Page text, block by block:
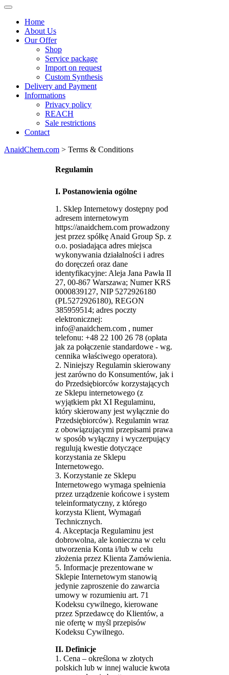
Home
About Us
Our Offer
Shop
Service package
Import on request
Custom Synthesis
Delivery and Payment
Informations
Privacy policy
REACH
Sale restrictions
Contact
AnaidChem.com > Terms & Conditions
Regulamin
I. Postanowienia ogólne
1. Sklep Internetowy dostępny pod
adresem internetowym
https://anaidchem.com prowadzony
jest przez spółkę Anaid Group Sp. z
o.o. posiadająca adres miejsca
wykonywania działalności i adres
do doręczeń oraz dane
identyfikacyjne: Aleja Jana Pawła II
27, 00-867 Warszawa; Numer KRS
0000839127, NIP 5272926180
(PL5272926180), REGON
385959514; adres poczty
elektronicznej:
info@anaidchem.com , numer
telefonu: +48 22 100 26 78 (opłata
jak za połączenie standardowe - wg.
cennika właściwego operatora).
2. Niniejszy Regulamin skierowany
jest zarówno do Konsumentów, jak i
do Przedsiębiorców korzystających
ze Sklepu internetowego (z
wyjątkiem pkt XI Regulaminu,
który skierowany jest wyłącznie do
Przedsiębiorców). Regulamin wraz
z obowiązującymi przepisami prawa
w sposób wyłączny i wyczerpujący
regulują kwestie dotyczące
korzystania ze Sklepu
Internetowego.
3. Korzystanie ze Sklepu
Internetowego wymaga spełnienia
przez urządzenie końcowe i system
teleinformatyczny, z którego
korzysta Klient, Wymagań
Technicznych.
4. Akceptacja Regulaminu jest
dobrowolna, ale konieczna w celu
utworzenia Konta i/lub w celu
złożenia przez Klienta Zamówienia.
5. Informacje prezentowane w
Sklepie Internetowym stanowią
jedynie zaproszenie do zawarcia
umowy w rozumieniu art. 71
Kodeksu cywilnego, kierowane
przez Sprzedawcę do Klientów, a
nie ofertę w myśl przepisów
Kodeksu Cywilnego.
II. Definicje
1. Cena – określona w złotych
polskich lub w innej walucie kwota